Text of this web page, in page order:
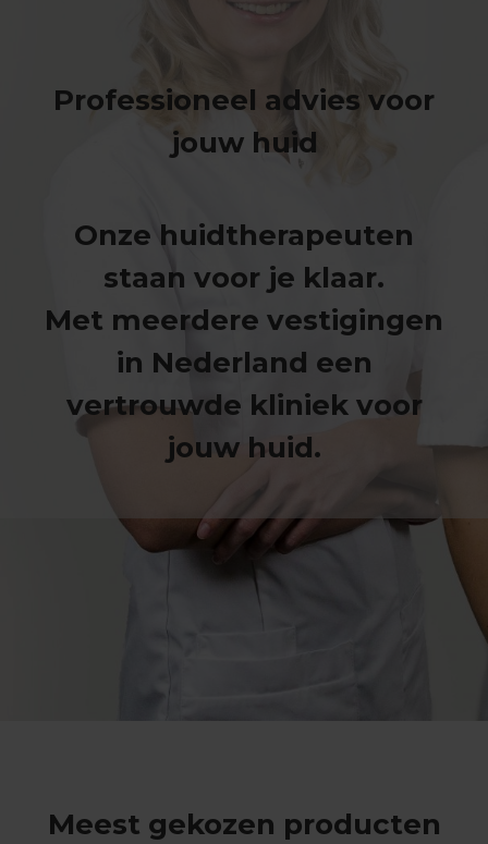
Professioneel advies voor
jouw huid
Onze huidtherapeuten
staan voor je klaar.
Met meerdere vestigingen
in Nederland een
vertrouwde kliniek voor
jouw huid.
Meest gekozen producten